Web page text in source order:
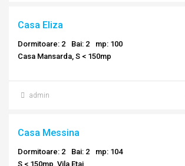
Casa Eliza
Dormitoare: 2 Bai: 2
mp: 100
Casa Mansarda, S < 150mp
admin
Casa Messina
Dormitoare: 2 Bai: 2
mp: 104
S < 150mp, Vila Etaj